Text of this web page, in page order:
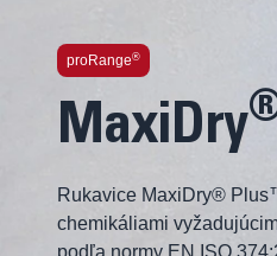
proRange®
MaxiDry
Rukavice MaxiDry®
chemikáliami
podľa normy EN ISO